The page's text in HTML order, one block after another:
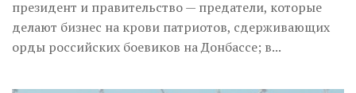
президент и правительство — предатели, которые
делают бизнес на крови патриотов, сдерживающих
орды российских боевиков на Донбассе; в...